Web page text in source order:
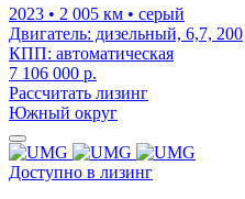
2023 • 2 005 км • серый
Двигатель: дизельный, 6,7, 200
КПП: автоматическая
7 106 000 р.
Рассчитать лизинг
Южный округ
Доступно в лизинг